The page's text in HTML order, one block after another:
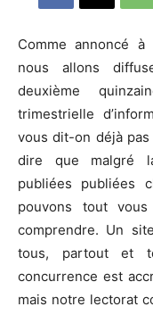
Comme annoncé
nous allons
deuxième
trimestrielle
vous dit-on déjà
dire que malgré
publiées publiées
pouvons tout
comprendre. Un
tous, partout et
concurrence est
mais notre lectorat